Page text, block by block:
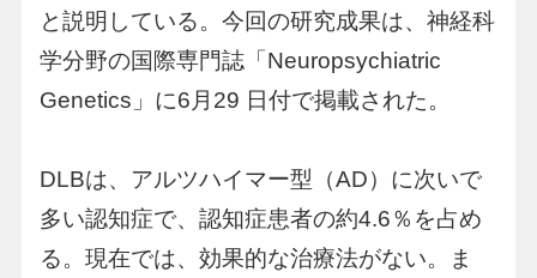
と説明している。今回の研究成果は、神経科
学分野の国際専門誌「Neuropsychiatric
Genetics」に6月29 日付で掲載された。
DLBは、アルツハイマー型（AD）に次いで
多い認知症で、認知症患者の約4.6％を占め
る。現在では、効果的な治療法がない。ま